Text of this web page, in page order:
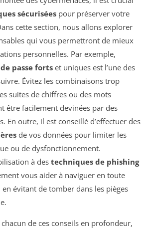
sécurisées pour préserver votre
cette section, nous allons explorer
qui vous permettront de mieux
personnelles. Par exemple,
passe forts et uniques est l’une des
Évitez les combinaisons trop
suites de chiffres ou des mots
être facilement devinées par des
En outre, il est conseillé d’effectuer des
de vos données pour limiter les
ou de dysfonctionnement.
à des techniques de phishing
vous aider à naviguer en toute
évitant de tomber dans les pièges
de ces conseils en profondeur,